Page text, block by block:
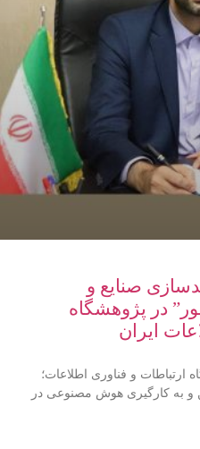
صنایع و
در پژوهشگاه
ایران
و فناوری اطلاعات؛
و به ‌کارگیری هوش مصنوعی در